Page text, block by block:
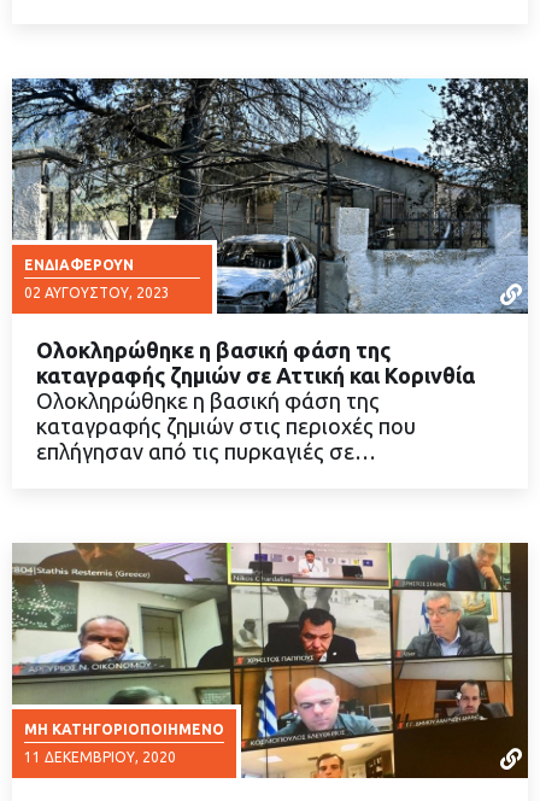
ΕΝΔΙΑΦΈΡΟΥΝ
02 ΑΥΓΟΎΣΤΟΥ, 2023
ΔΙΑΒΑΣΤΕ ΠΕΡΙΣΣΟΤΕΡΑ
Ολοκληρώθηκε η βασική φάση της
καταγραφής ζημιών σε Αττική και Κορινθία
Ολοκληρώθηκε η βασική φάση της
καταγραφής ζημιών στις περιοχές που
επλήγησαν από τις πυρκαγιές σε…
ΜΗ ΚΑΤΗΓΟΡΙΟΠΟΙΗΜΈΝΟ
11 ΔΕΚΕΜΒΡΊΟΥ, 2020